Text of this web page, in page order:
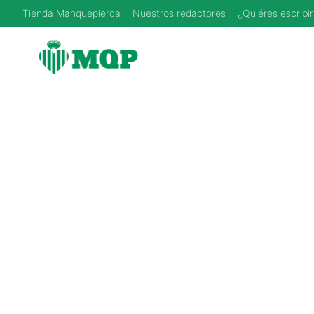
Saltar
al
contenido
Tienda Manquepierda Nuestros redactores ¿Quiéres